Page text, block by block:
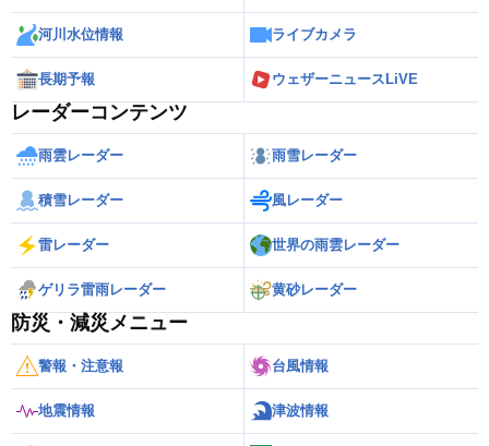
河川水位情報 ライブカメラ
長期予報 ウェザーニュースLiVE
レーダーコンテンツ
雨雲レーダー 雨雪レーダー
積雪レーダー 風レーダー
雷レーダー 世界の雨雲レーダー
ゲリラ雷雨レーダー 黄砂レーダー
防災・減災メニュー
警報・注意報 台風情報
地震情報 津波情報